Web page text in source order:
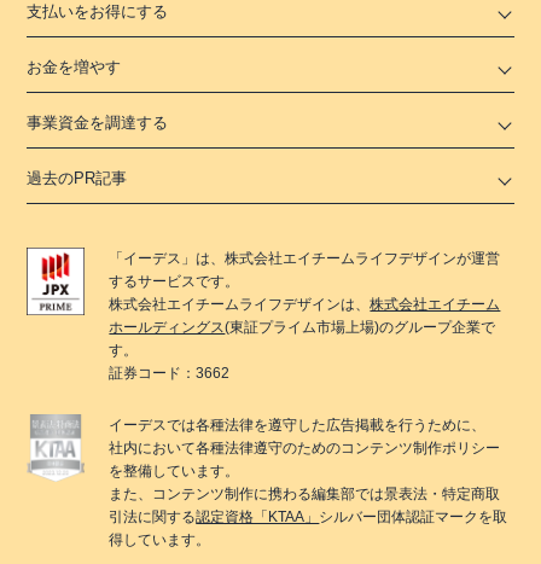
支払いをお得にする
お金を増やす
事業資金を調達する
過去のPR記事
「 イーデス 」は、株式会社エイチームライフデザインが運営
するサービスです。
株式会社エイチームライフデザインは、株式会社エイチーム
ホールディングス(東証プライム市場上場)のグループ企業で
す。
証券コード：3662
イーデスでは各種法律を遵守した広告掲載を行うために、
社内において各種法律遵守のためのコンテンツ制作ポリシー
を整備しています。
また、コンテンツ制作に携わる編集部では景表法・特定商取
引法に関する認定資格「KTAA」 シルバー団体認証マークを取
得しています。